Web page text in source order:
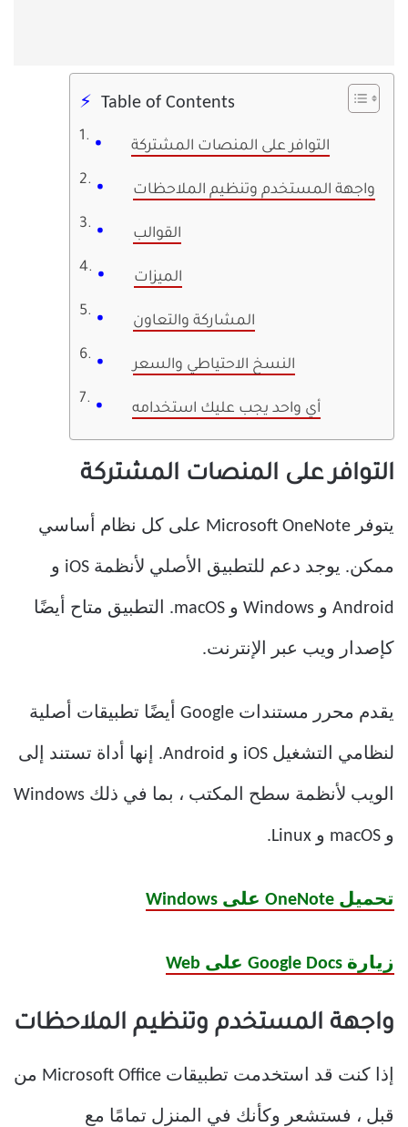
Table of Contents
التوافر على المنصات المشتركة
واجهة المستخدم وتنظيم الملاحظات
القوالب
الميزات
المشاركة والتعاون
النسخ الاحتياطي والسعر
أي واحد يجب عليك استخدامه
التوافر على المنصات المشتركة
يتوفر Microsoft OneNote على كل نظام أساسي
ممكن. يوجد دعم للتطبيق الأصلي لأنظمة iOS و
Android و Windows و macOS. التطبيق متاح أيضًا
كإصدار ويب عبر الإنترنت.
يقدم محرر مستندات Google أيضًا تطبيقات أصلية
لنظامي التشغيل iOS و Android. إنها أداة تستند إلى
الويب لأنظمة سطح المكتب ، بما في ذلك Windows
و macOS و Linux.
تحميل OneNote على Windows
زيارة Google Docs على Web
واجهة المستخدم وتنظيم الملاحظات
إذا كنت قد استخدمت تطبيقات Microsoft Office من
قبل ، فستشعر وكأنك في المنزل تمامًا مع